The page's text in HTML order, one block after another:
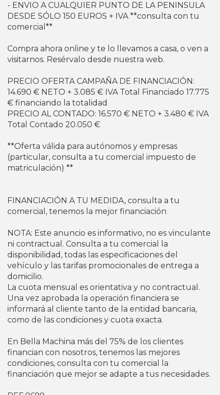
- ENVIO A CUALQUIER PUNTO DE LA PENINSULA
DESDE SÓLO 150 EUROS + IVA **consulta con tu
comercial**
Compra ahora online y te lo llevamos a casa, o ven a
visitarnos. Resérvalo desde nuestra web.
PRECIO OFERTA CAMPAÑA DE FINANCIACIÓN:
14.690 € NETO + 3.085 € IVA Total Financiado 17.775
€ financiando la totalidad
PRECIO AL CONTADO: 16.570 € NETO + 3.480 € IVA
Total Contado 20.050 €
**Oferta válida para autónomos y empresas
(particular, consulta a tu comercial impuesto de
matriculación) **
FINANCIACIÓN A TU MEDIDA, consulta a tu
comercial, tenemos la mejor financiación
NOTA: Este anuncio es informativo, no es vinculante
ni contractual. Consulta a tu comercial la
disponibilidad, todas las especificaciones del
vehículo y las tarifas promocionales de entrega a
domicilio.
La cuota mensual es orientativa y no contractual.
Una vez aprobada la operación financiera se
informará al cliente tanto de la entidad bancaria,
como de las condiciones y cuota exacta.
En Bella Machina más del 75% de los clientes
financian con nosotros, tenemos las mejores
condiciones, consulta con tu comercial la
financiación que mejor se adapte a tus necesidades.